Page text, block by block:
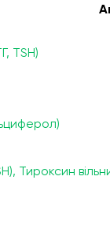
TSH)
Тироксин